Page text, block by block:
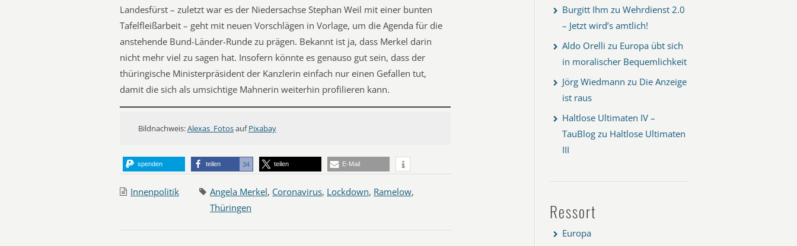
Landesfürst – zuletzt war es der Niedersachse Stephan Weil mit einer bunten
Tafelfleißarbeit – geht mit neuen Vorschlägen in Vorlage, um die Agenda für die
anstehende Bund-Länder-Runde zu prägen. Bekannt ist ja, dass Merkel darin
nicht mehr viel zu sagen hat. Insofern könnte es genauso gut sein, dass der
thüringische Ministerpräsident der Kanzlerin einfach nur einen Gefallen tut,
damit die sich als umsichtige Mahnerin weiterhin profilieren kann.
Bildnachweis:Alexas_FotosaufPixabay
spenden teilen 34 teilen E-Mail
Innenpolitik Angela Merkel, Coronavirus, Lockdown, Ramelow,
Thüringen
Burgitt Ihm zu Wehrdienst 2.0
– Jetzt wird’s amtlich!
Aldo Orelli zu Europa übt sich
in moralischer Bequemlichkeit
Jörg Wiedmann zu Die Anzeige
ist raus
Haltlose Ultimaten IV –
TauBlog zu Haltlose Ultimaten
III
Ressort
Europa